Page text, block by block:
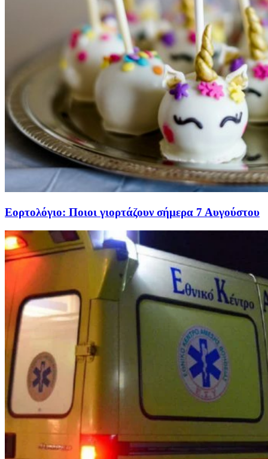
Εορτολόγιο: Ποιοι γιορτάζουν σήμερα 7 Αυγούστου